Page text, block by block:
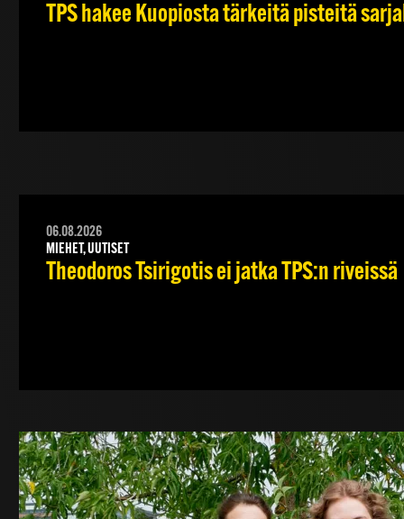
TPS hakee Kuopiosta tärkeitä pisteitä
06.08.2026
MIEHET, UUTISET
Theodoros Tsirigotis ei jatka TPS:n riveissä